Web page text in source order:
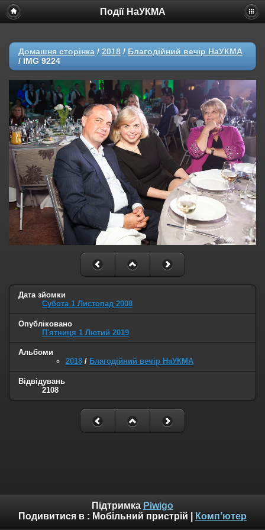
Події НаУКМА
Домашня сторінка / 2018 / Благодійний вечір НаУКМА
/ IMG 9224
Дата зйомки
Субота 1 Листопад 2008
Опубліковано
П'ятниця 1 Лютий 2019
Альбоми
2018 / Благодійний вечір НаУКМА
Відвідувань
2108
Підтримка Piwigo
Подивитися в : Мобільний пристрій Комп’ютер